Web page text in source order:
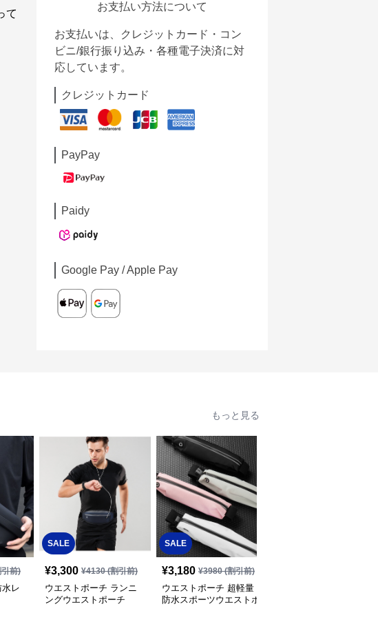
て
お支払い方法について
お支払いは、クレジットカード・コン
ビニ/銀行振り込み・各種電子決済に対
応しています。
クレジットカード
PayPay
Paidy
Google Pay / Apple Pay
もっと見る
前)
レ
SALE
¥3,300 ¥4130(割引前)
ウエストポーチ ランニ
ングウエストポーチ
SALE
¥3,180 ¥3980(割引前)
ウエストポーチ 超軽量
防水スポーツウエストポ